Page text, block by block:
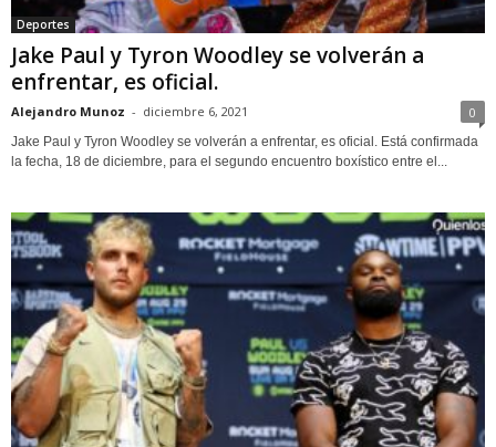
Deportes
Jake Paul y Tyron Woodley se volverán a
enfrentar, es oficial.
Alejandro Munoz - diciembre 6, 2021 0
Jake Paul y Tyron Woodley se volverán a enfrentar, es oficial. Está confirmada
la fecha, 18 de diciembre, para el segundo encuentro boxístico entre el...